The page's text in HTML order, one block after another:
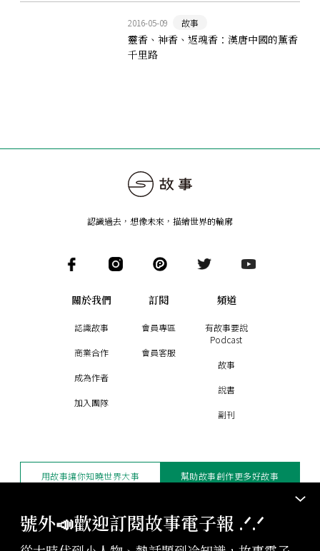
2016-05-09 故事
靈香、神香、返魂香：漢唐中國的薰香
千里路
號外📣歡迎訂閱故事電子報 .ᐟ‪‪.ᐟ
認識過去，想像未來 ， 描繪世界的輪廓
關於我們
認識故事
商業合作
成為作者
加入團隊
訂閱
會員專區
會員客服
頻道
有故事要說
Podcast
故事
說書
副刊
用故事讓你知曉世界大事 幫助故事創作更多好故事